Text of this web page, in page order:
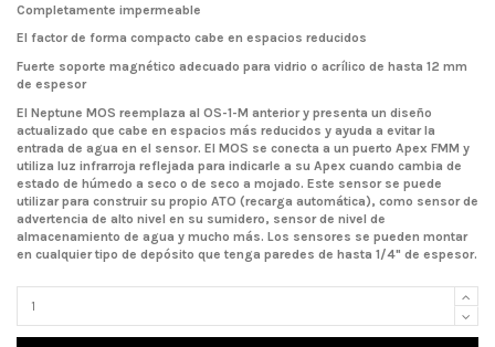
Completamente impermeable
El factor de forma compacto cabe en espacios reducidos
Fuerte soporte magnético adecuado para vidrio o acrílico de hasta 12 mm
de espesor
El Neptune MOS reemplaza al OS-1-M anterior y presenta un diseño
actualizado que cabe en espacios más reducidos y ayuda a evitar la
entrada de agua en el sensor. El MOS se conecta a un puerto Apex FMM y
utiliza luz infrarroja reflejada para indicarle a su Apex cuando cambia de
estado de húmedo a seco o de seco a mojado. Este sensor se puede
utilizar para construir su propio ATO (recarga automática), como sensor de
advertencia de alto nivel en su sumidero, sensor de nivel de
almacenamiento de agua y mucho más. Los sensores se pueden montar
en cualquier tipo de depósito que tenga paredes de hasta 1/4" de espesor.